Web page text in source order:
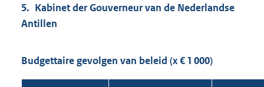
5. Kabinet der Gouverneur van de Nederlandse
Antillen
Budgettaire gevolgen van beleid (x € 1 000)